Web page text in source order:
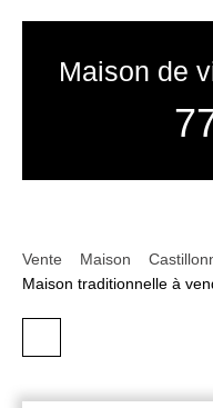
Maison de
Vente Maison
Maison traditionnelle à